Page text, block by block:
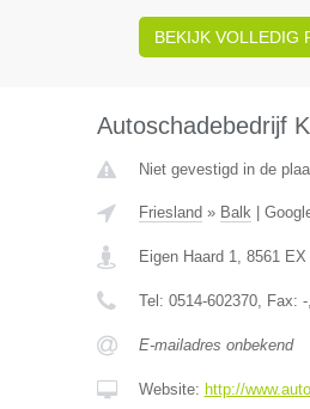
BEKIJK VOLLEDIG
Autoschadebedrijf
Niet gevestigd in de
Friesland » Balk|
Eigen Haard 1, 8561 EX
Tel: 0514-602370, Fax: -
E-mailadres onbekend
Website: http://